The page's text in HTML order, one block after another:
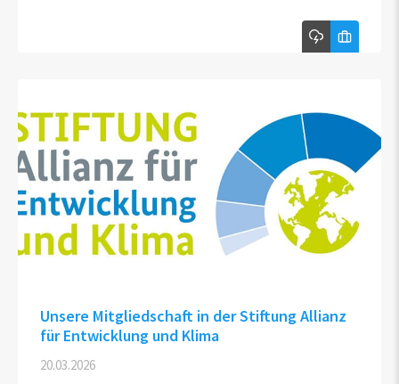
Unsere Mitgliedschaft in der Stiftung Allianz
für Entwicklung und Klima
20.03.2026